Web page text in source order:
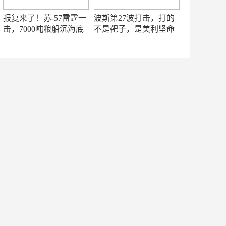
报复来了！苏-57雷霆一
击，7000吨粮船沉海底
波斯第27波打击，打的
不是靶子，是美利坚命